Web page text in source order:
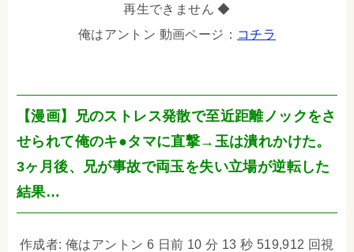
再生できません ◆
俺はアントン 動画ページ： コチラ
【漫画】兄のストレス発散で至近距離ノックをさ
せられて俺のキ●タマに直撃→玉は潰れかけた。
3ヶ月後、兄が事故で両玉を失い立場が逆転した
結果…
作成者: 俺はアントン 6 日前 10 分 13 秒 519,912 回視